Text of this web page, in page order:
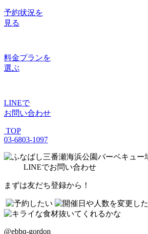
予約状況を
見る
料金プランを
選ぶ
LINEで
お問い合わせ
TOP
03-6803-1097
LINEでお問い合わせ
まずは友だち登録から！
@ebbq-gordon